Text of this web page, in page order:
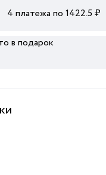
4 платежа по 1422.5 ₽
в подарок